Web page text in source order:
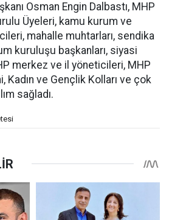
Osman Engin Dalbastı, MHP
Üyeleri, kamu kurum ve
mahalle muhtarları, sendika
kuruluşu başkanları, siyasi
merkez ve il yöneticileri, MHP
Kadın ve Gençlik Kolları ve çok
sağladı.